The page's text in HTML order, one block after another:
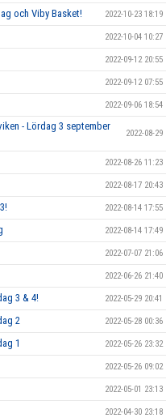
och Viby Basket! 2022-10-23 18:19
2022-10-04 10:27
2022-09-12 20:55
2022-09-12 07:55
2022-09-06 18:54
- Lördag 3 september
2022-08-29
2022-08-26 11:23
2022-08-17 20:43
2022-08-14 17:55
2022-08-14 17:49
2022-07-07 21:06
2022-06-26 21:40
3 & 4! 2022-05-29 20:41
2 2022-05-28 00:36
1 2022-05-26 23:32
2022-05-26 09:02
2022-05-01 23:13
2022-04-30 23:18